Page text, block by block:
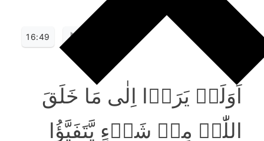
16:49
اَوَلَمۡ یَرَوۡا اِلٰی مَا خَلَقَ
اللّٰہُ مِنۡ شَیۡءٍ یَّتَفَیَّؤُا